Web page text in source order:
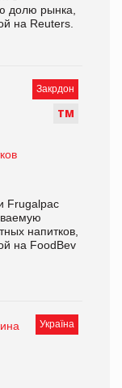
долю рынка,
на Reuters.
Закрдон
ТМ
Frugalpac
напитков,
на FoodBev
Україна